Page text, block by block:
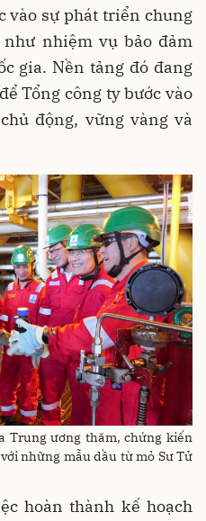
vào sự phát triển chung
nhiệm vụ bảo đảm
gia. Nền tảng đó đang
Tổng công ty bước vào
động, vững vàng và
Trung ương thăm, chứng kiến
những mẫu dầu từ mỏ Sư Tử
hoàn thành kế hoạch